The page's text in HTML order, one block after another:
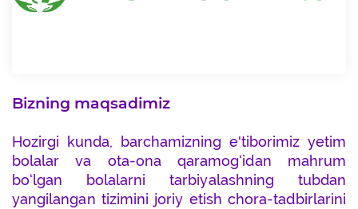
Bizning maqsadimiz
Hozirgi kunda, barchamizning e'tiborimiz yetim
bolalar va ota-ona qaramog‘idan mahrum
bo‘lgan bolalarni tarbiyalashning tubdan
yangilangan tizimini joriy etish chora-tadbirlarini